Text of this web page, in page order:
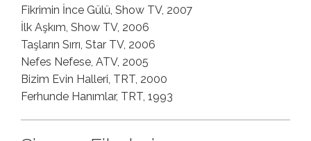
Fikrimin İnce Gülü, Show TV, 2007
İlk Aşkım, Show TV, 2006
Taşların Sırrı, Star TV, 2006
Nefes Nefese, ATV, 2005
Bizim Evin Halleri, TRT, 2000
Ferhunde Hanımlar, TRT, 1993